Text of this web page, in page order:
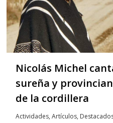
Nicolás Michel
sureña y
de la cordillera
Actividades,Artículos,